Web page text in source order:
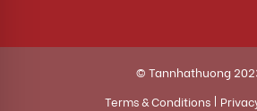
© Tannhathuong
Terms & Conditions